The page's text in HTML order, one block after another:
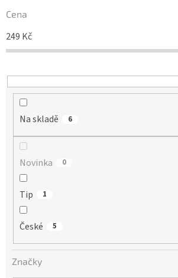
r
o
d
u
t
ů
Cena
249 Kč
Na skladě 6
Novinka 0
Tip 1
České 5
Značky